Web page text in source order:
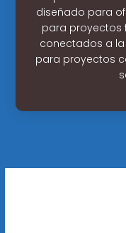
diseñado para
para proyectos
conectados a
para proyectos